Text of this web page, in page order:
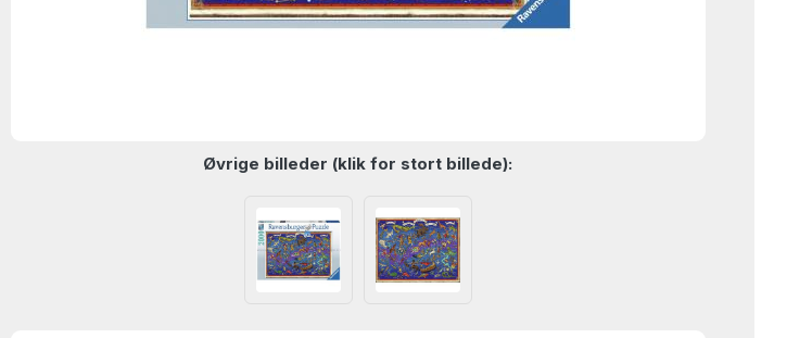
Øvrige billeder (klik for stort billede):